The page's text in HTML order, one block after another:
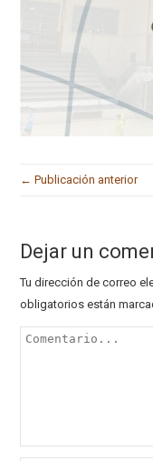
← Publicación anterior
Dejar un
Tu dirección de correo
obligatorios están